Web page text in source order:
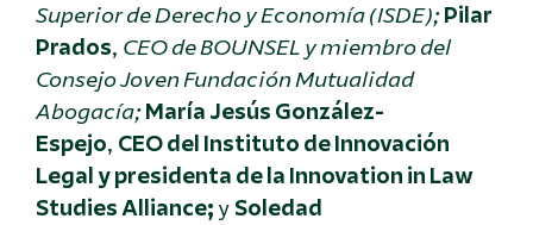
Superior de Derecho y Economía (ISDE);Pilar
Prados, CEO de BOUNSEL y miembro del
Consejo Joven Fundación Mutualidad
Abogacía;María Jesús González-
Espejo, CEO del Instituto de Innovación
Legal y presidenta de la Innovation in Law
Studies Alliance; y Soledad